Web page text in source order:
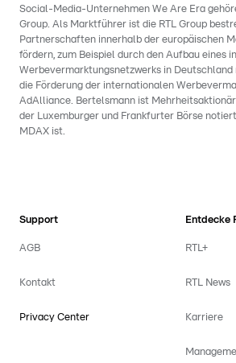
Social-Media-Unternehmen We Are Era
Group. Als Marktführer ist die RTL Group
Partnerschaften innerhalb der europäischen
fördern, zum Beispiel durch den Aufbau eines
Werbevermarktungsnetzwerks in
die Förderung der internationalen
AdAlliance. Bertelsmann ist Mehrheitsaktionär
der Luxemburger und Frankfurter Börse
MDAX ist.
Support
AGB
Kontakt
Privacy Center
Entdecke
RTL+
RTL News
Karriere